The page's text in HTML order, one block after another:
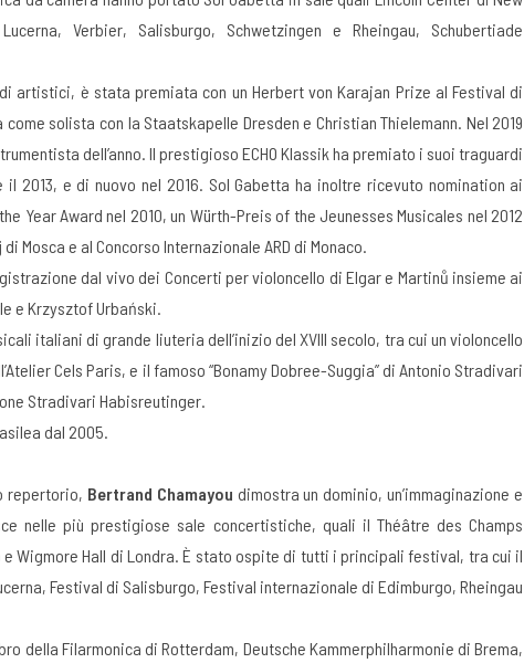
Verbier, Salisburgo, Schwetzingen e Rheingau, Schubertiade
artistici, è stata premiata con un Herbert von Karajan Prize al Festival di
solista con la Staatskapelle Dresden e Christian Thielemann. Nel 2019
dell’anno. Il prestigioso ECHO Klassik ha premiato i suoi traguardi
2013, e di nuovo nel 2016. Sol Gabetta ha inoltre ricevuto nomination ai
Year Award nel 2010, un Würth-Preis of the Jeunesses Musicales nel 2012
Mosca e al Concorso Internazionale ARD di Monaco.
dal vivo dei Concerti per violoncello di Elgar e Martinů insieme ai
e Krzysztof Urbański.
italiani di grande liuteria dell’inizio del XVIII secolo, tra cui un violoncello
Cels Paris, e il famoso “Bonamy Dobree-Suggia” di Antonio Stradivari
Stradivari Habisreutinger.
dal 2005.
repertorio, Bertrand Chamayou dimostra un dominio, un’immaginazione e
nelle più prestigiose sale concertistiche, quali il Théâtre des Champs
e Wigmore Hall di Londra. È stato ospite di tutti i principali festival, tra cui il
Festival di Salisburgo, Festival internazionale di Edimburgo, Rheingau
della Filarmonica di Rotterdam, Deutsche Kammerphilharmonie di Brema,